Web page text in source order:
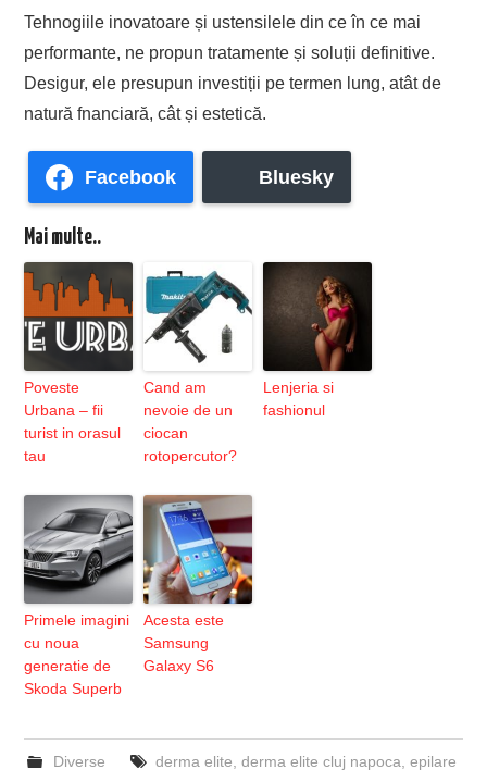
Tehnogiile inovatoare și ustensilele din ce în ce mai
performante, ne propun tratamente și soluții definitive.
Desigur, ele presupun investiții pe termen lung, atât de
natură fnanciară, cât și estetică.
Facebook Bluesky
Mai multe..
Poveste
Urbana – fii
turist in orasul
tau
Cand am
nevoie de un
ciocan
rotopercutor?
Lenjeria si
fashionul
Primele imagini
cu noua
generatie de
Skoda Superb
Acesta este
Samsung
Galaxy S6
Diverse derma elite, derma elite cluj napoca, epilare